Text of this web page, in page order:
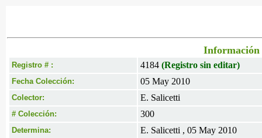
Información
Registro # : 4184 (Registro sin editar)
Fecha Colección: 05 May 2010
Colector: E. Salicetti
# Colección: 300
Determina: E. Salicetti , 05 May 2010